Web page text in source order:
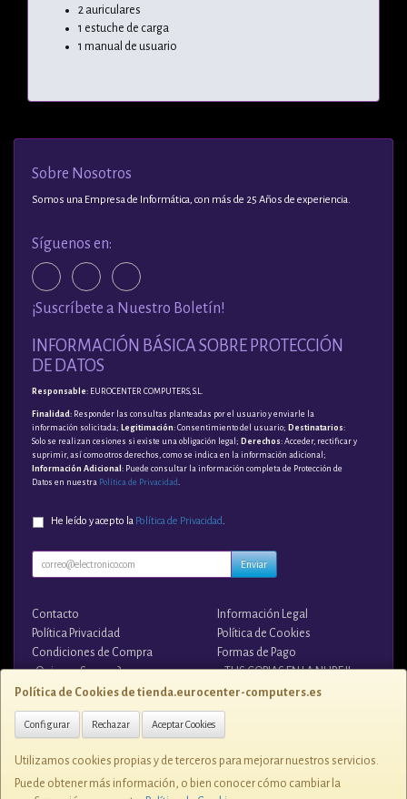
2 auriculares
1 estuche de carga
1 manual de usuario
Política de Cookies de tienda.eurocenter-computers.es
Configurar Rechazar Aceptar Cookies
Utilizamos cookies propias y de terceros para mejorar nuestros servicios.
Puede obtener más información, o bien conocer cómo cambiar la
Sobre Nosotros
Somos una Empresa de Informática, con más de 25 Años de experiencia.
Síguenos en:
¡Suscríbete a Nuestro Boletín!
INFORMACIÓN BÁSICA SOBRE PROTECCIÓN
DE DATOS
Responsable: EUROCENTER COMPUTERS, S.L.
Finalidad : Responder las consultas planteadas por el usuario y enviarle la
información solicitada; Legitimación: Consentimiento del usuario; Destinatarios:
Solo se realizan cesiones si existe una obligación legal; Derechos: Acceder, rectificar y
suprimir, así como otros derechos, como se indica en la información adicional;
Información Adicional : Puede consultar la información completa de Protección de
Datos en nuestra Política de Privacidad
He leído y acepto la Política de Privacidad.
Enviar
Contacto
Información Legal
Política Privacidad
Política de Cookies
Condiciones de Compra
Formas de Pago
¿Quienes Somos?
¡¡ TUS COPIAS EN LA NUBE !!
Contacto
tienda@eurocenter-computers.es